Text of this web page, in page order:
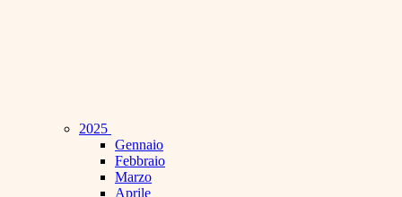
2025
Gennaio
Febbraio
Marzo
Aprile